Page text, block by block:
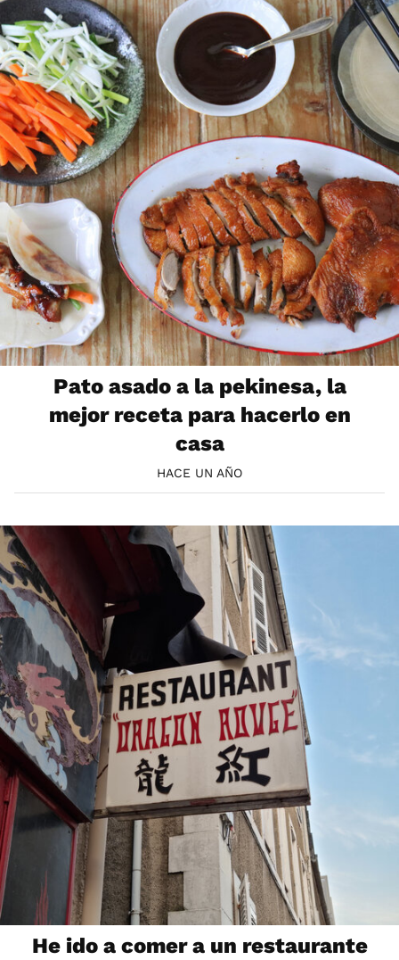
Pato asado a la pekinesa, la
mejor receta para hacerlo en
casa
HACE UN AÑO
He ido a comer a un restaurante